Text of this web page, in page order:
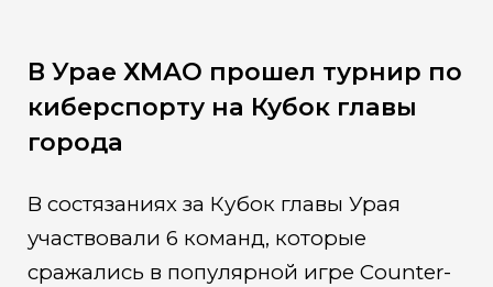
В Урае ХМАО прошел турнир по
киберспорту на Кубок главы
города
В состязаниях за Кубок главы Урая
участвовали 6 команд, которые
сражались в популярной игре Counter-